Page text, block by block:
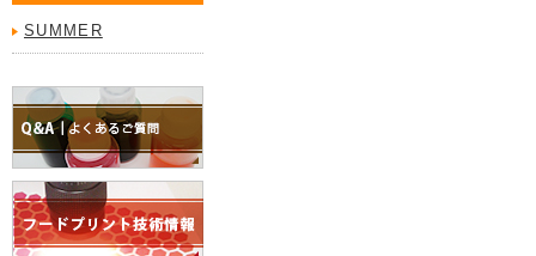
SUMMER